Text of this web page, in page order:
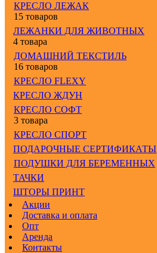
КРЕСЛО ЛЕЖАК
15 товаров
ЛЕЖАНКИ ДЛЯ ЖИВОТНЫХ
4 товара
ДОМАШНИЙ ТЕКСТИЛЬ
16 товаров
КРЕСЛО FLEXY
КРЕСЛО ЖДУН
КРЕСЛО СОФТ
3 товара
КРЕСЛО СПОРТ
ПОДАРОЧНЫЕ СЕРТИФИКАТЫ
ПОДУШКИ ДЛЯ БЕРЕМЕННЫХ
ТАЧКИ
ШТОРЫ ПРИНТ
Акции
Доставка и оплата
Опт
Аренда
Контакты